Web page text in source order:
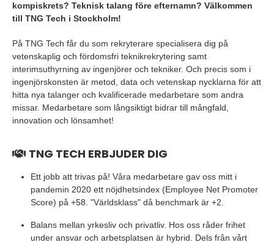
kompiskrets? Teknisk talang före efternamn? Välkommen
till TNG Tech i Stockholm!
På TNG Tech får du som rekryterare specialisera dig på
vetenskaplig och fördomsfri teknikrekrytering samt
interimsuthyrning av ingenjörer och tekniker. Och precis som i
ingenjörskonsten är metod, data och vetenskap nycklarna för att
hitta nya talanger och kvalificerade medarbetare som andra
missar. Medarbetare som långsiktigt bidrar till mångfald,
innovation och lönsamhet!
TNG TECH ERBJUDER DIG
Ett jobb att trivas på! Våra medarbetare gav oss mitt i
pandemin 2020 ett nöjdhetsindex (Employee Net Promoter
Score) på +58. "Världsklass" då benchmark är +2.
Balans mellan yrkesliv och privatliv. Hos oss råder frihet
under ansvar och arbetsplatsen är hybrid. Dels från vårt